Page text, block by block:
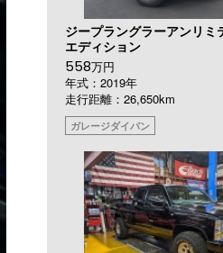
ジープラングラーアンリミ
エディション
558万円
年式：2019年
走行距離：26,650km
ガレージダイバン